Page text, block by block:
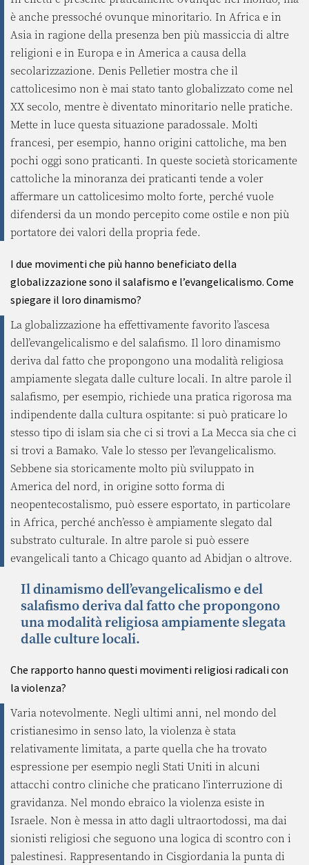
è anche pressoché ovunque minoritario. In Africa e in
Asia in ragione della presenza ben più massiccia di altre
religioni e in Europa e in America a causa della
secolarizzazione. Denis Pelletier mostra che il
cattolicesimo non è mai stato tanto globalizzato come nel
XX secolo, mentre è diventato minoritario nelle pratiche.
Mette in luce questa situazione paradossale. Molti
francesi, per esempio, hanno origini cattoliche, ma ben
pochi oggi sono praticanti. In queste società storicamente
cattoliche la minoranza dei praticanti tende a voler
affermare un cattolicesimo molto forte, perché vuole
difendersi da un mondo percepito come ostile e non più
portatore dei valori della propria fede.
I due movimenti che più hanno beneficiato della
globalizzazione sono il salafismo e l’evangelicalismo. Come
spiegare il loro dinamismo?
La globalizzazione ha effettivamente favorito l’ascesa
dell’evangelicalismo e del salafismo. Il loro dinamismo
deriva dal fatto che propongono una modalità religiosa
ampiamente slegata dalle culture locali. In altre parole il
salafismo, per esempio, richiede una pratica rigorosa ma
indipendente dalla cultura ospitante: si può praticare lo
stesso tipo di islam sia che ci si trovi a La Mecca sia che ci
si trovi a Bamako. Vale lo stesso per l’evangelicalismo.
Sebbene sia storicamente molto più sviluppato in
America del nord, in origine sotto forma di
neopentecostalismo, può essere esportato, in particolare
in Africa, perché anch’esso è ampiamente slegato dal
substrato culturale. In altre parole si può essere
evangelicali tanto a Chicago quanto ad Abidjan o altrove.
Il dinamismo dell’evangelicalismo e del
salafismo deriva dal fatto che propongono
una modalità religiosa ampiamente slegata
dalle culture locali.
Che rapporto hanno questi movimenti religiosi radicali con
la violenza?
Varia notevolmente. Negli ultimi anni, nel mondo del
cristianesimo in senso lato, la violenza è stata
relativamente limitata, a parte quella che ha trovato
espressione per esempio negli Stati Uniti in alcuni
attacchi contro cliniche che praticano l’interruzione di
gravidanza. Nel mondo ebraico la violenza esiste in
Israele. Non è messa in atto dagli ultraortodossi, ma dai
sionisti religiosi che seguono una logica di scontro con i
palestinesi. Rappresentando in Cisgiordania la punta di